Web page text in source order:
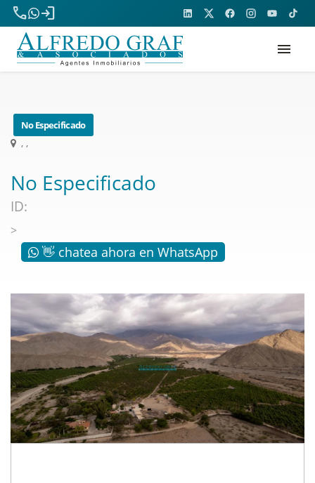
phone
login
menu
No Especificado
, ,
No Especificado
ID:
>
👋 chatea ahora en WhatsApp